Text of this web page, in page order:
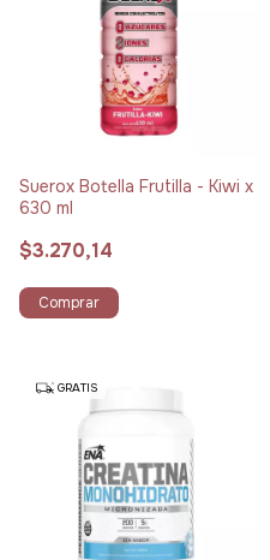
Suerox Botella Frutilla - Kiwi x
630 ml
$3.270,14
Comprar
GRATIS